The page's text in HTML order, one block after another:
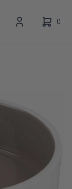
0
leeg.